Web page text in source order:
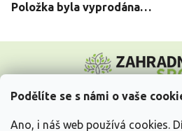
Podělíte se s námi o vaše
Ano, i náš web používá cookies.
Položka byla vyprodána…
p
Vše o nákupu